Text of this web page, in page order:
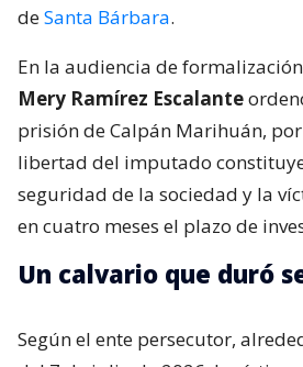
deSanta Bárbara.
En la audiencia de
Mery Ramírez Escalante
prisión de Calpán Marihuán,
libertad del imputado
seguridad de la sociedad y la
en cuatro meses el plazo de
Un calvario que duró
Según el ente persecutor,